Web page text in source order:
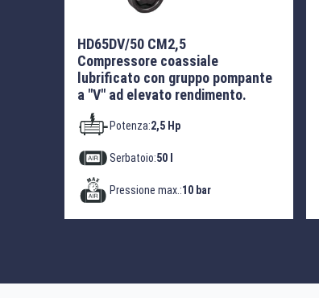
HD65DV/50 CM2,5
Compressore coassiale
lubrificato con gruppo pompante
a "V" ad elevato rendimento.
Potenza:2,5 Hp
Serbatoio:50 l
Pressione max.:10 bar